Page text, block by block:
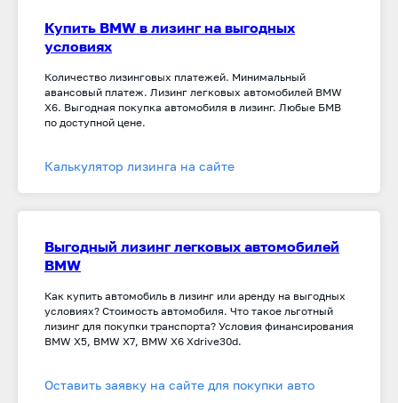
Купить BMW в лизинг на выгодных
условиях
Количество лизинговых платежей. Минимальный
авансовый платеж. Лизинг легковых автомобилей BMW
X6. Выгодная покупка автомобиля в лизинг. Любые БМВ
по доступной цене.
Калькулятор лизинга на сайте
Выгодный лизинг легковых автомобилей
BMW
Как купить автомобиль в лизинг или аренду на выгодных
условиях? Стоимость автомобиля. Что такое льготный
лизинг для покупки транспорта? Условия финансирования
BMW X5, BMW X7, BMW X6 Xdrive30d.
Оставить заявку на сайте для покупки авто